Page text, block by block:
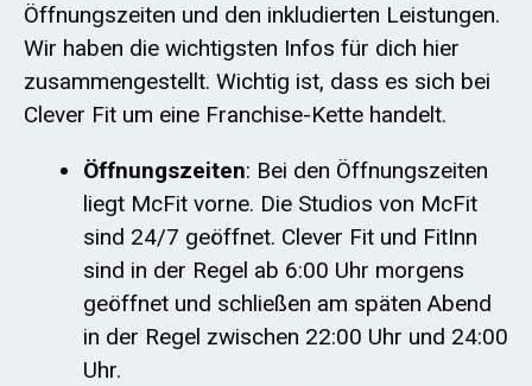
Öffnungszeiten und den inkludierten Leistungen.
Wir haben die wichtigsten Infos für dich hier
zusammengestellt. Wichtig ist, dass es sich bei
Clever Fit um eine Franchise-Kette handelt.
Öffnungszeiten: Bei den Öffnungszeiten
liegt McFit vorne. Die Studios von McFit
sind 24/7 geöffnet. Clever Fit und FitInn
sind in der Regel ab 6:00 Uhr morgens
geöffnet und schließen am späten Abend
in der Regel zwischen 22:00 Uhr und 24:00
Uhr.